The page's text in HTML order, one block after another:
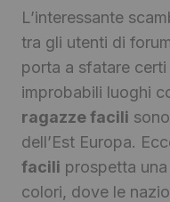
L’interessante
tra gli utenti di
porta a sfatare
improbabili luoghi
ragazze facili
dell’Est Europa.
facili prospetta
colori, dove le